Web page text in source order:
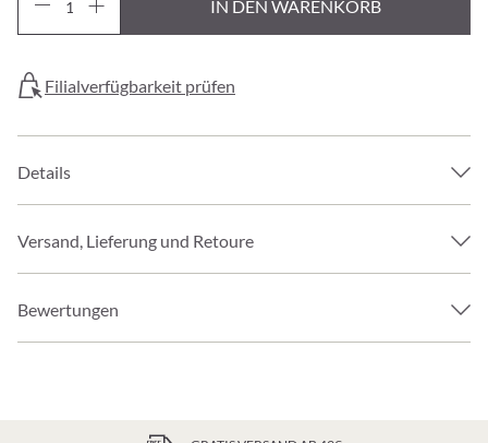
IN DEN WARENKORB
Filialverfügbarkeit prüfen
Details
Versand, Lieferung und Retoure
Bewertungen